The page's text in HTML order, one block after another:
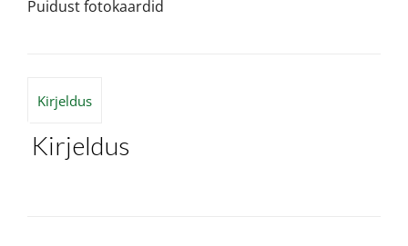
Puidust fotokaardid
Kirjeldus
Kirjeldus